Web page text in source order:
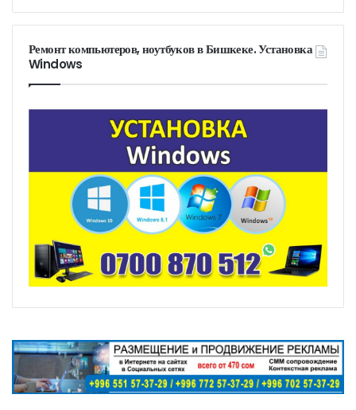
Ремонт компьютеров, ноутбуков в Бишкеке. Установка
Windows